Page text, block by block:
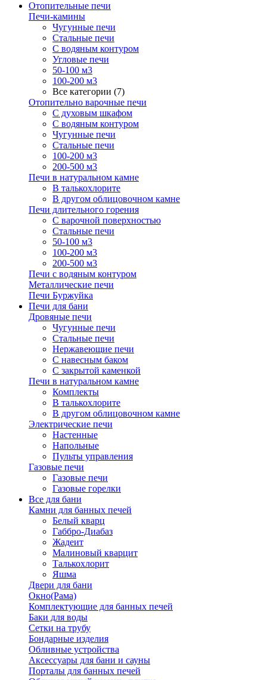
Отопительные печи
Печи-камины
Чугунные печи
Стальные печи
С водяным контуром
Угловые печи
50-100 м3
100-200 м3
Все категории (7)
Отопительно варочные печи
С духовым шкафом
С водяным контуром
Чугунные печи
Стальные печи
100-200 м3
200-500 м3
Печи в натуральном камне
В талькохлорите
В другом облицовочном камне
Печи длительного горения
С варочной поверхностью
Стальные печи
50-100 м3
100-200 м3
200-500 м3
Печи с водяным контуром
Металлические печи
Печи Буржуйка
Печи для бани
Дровяные печи
Чугунные печи
Стальные печи
Нержавеющие печи
С навесным баком
С закрытой каменкой
Печи в натуральном камне
Комплекты
В талькохлорите
В другом облицовочном камне
Электрические печи
Настенные
Напольные
Пульты управления
Газовые печи
Газовые печи
Газовые горелки
Все для бани
Камни для банных печей
Белый кварц
Габбро-Диабаз
Жадеит
Малиновый кварцит
Талькохлорит
Яшма
Двери для бани
Окно(Рама)
Комплектующие для банных печей
Баки для воды
Сетки на трубу
Бондарные изделия
Обливные устройства
Аксессуары для бани и сауны
Порталы для банных печей